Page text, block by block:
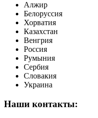
Алжир
Белоруссия
Хорватия
Казахстан
Венгрия
Россия
Румыния
Сербия
Словакия
Украина
Наши контакты: